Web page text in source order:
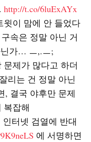
http://t.co/6luExAYx
윗이 맘에 안 들었다
속은 정말 아닌 거
닌가… ㅡ,.ㅡ;
문제가 많다고 하더
리는 건 정말 아닌
결국 야후만 문제
잡해
인터넷 검열에 반대
에 서명하면